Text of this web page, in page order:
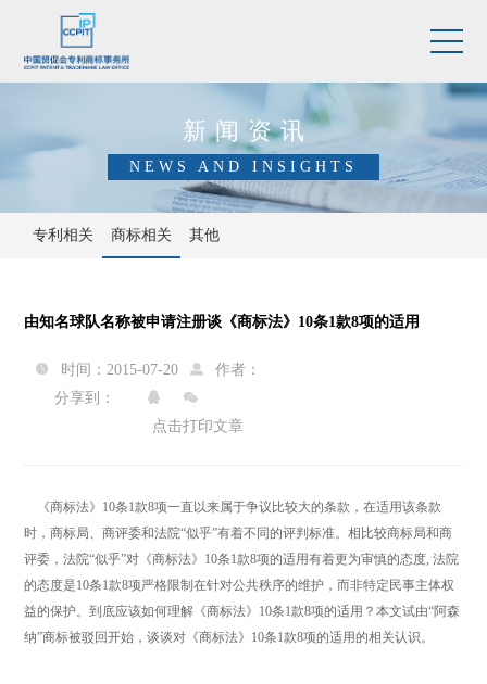
新闻资讯
NEWS AND INSIGHTS
专利相关 商标相关 其他
由知名球队名称被申请注册谈《商标法》10条1款8项的适用
 时间：2015-07-20 
作者：
分享到：
 
点击打印文章
《商标法》10条1款8项一直以来属于争议比较大的条款，在适用该条款
时，商标局、商评委和法院“似乎”有着不同的评判标准。相比较商标局和商
评委，法院“似乎”对《商标法》10条1款8项的适用有着更为审慎的态度, 法院
的态度是10条1款8项严格限制在针对公共秩序的维护，而非特定民事主体权
益的保护。到底应该如何理解《商标法》10条1款8项的适用？本文试由“阿森
纳”商标被驳回开始，谈谈对《商标法》10条1款8项的适用的相关认识。